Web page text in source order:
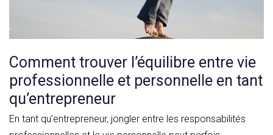
Comment trouver l’équilibre entre vie
professionnelle et personnelle en tant
qu’entrepreneur
En tant qu’entrepreneur, jongler entre les responsabilités